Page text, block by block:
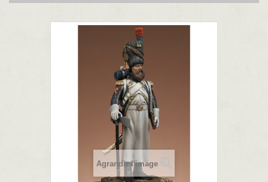
Agrandir l'image